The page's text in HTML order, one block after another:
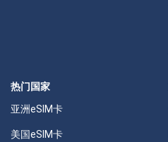
热门国家
亚洲eSIM卡
美国eSIM卡